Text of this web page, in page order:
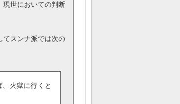
現世においての判断
てスンナ派では次の
火獄に行くと